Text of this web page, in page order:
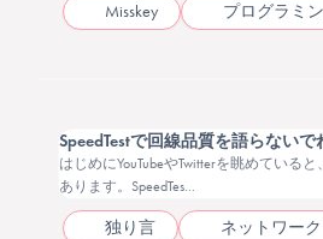
Misskey プログラミ
SpeedTestで回線品質を語らないで
はじめにYouTubeやTwitterを眺めている
あります。SpeedTes...
独り言 ネットワーク